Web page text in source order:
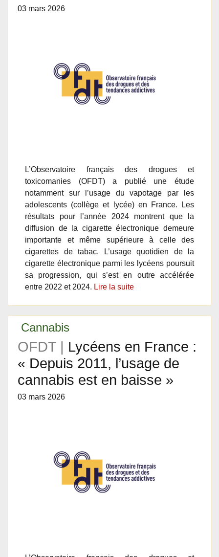
03 mars 2026
L’Observatoire français des drogues et
toxicomanies (OFDT) a publié une étude
notamment sur l’usage du vapotage par les
adolescents (collège et lycée) en France. Les
résultats pour l’année 2024 montrent que la
diffusion de la cigarette électronique demeure
importante et même supérieure à celle des
cigarettes de tabac. L’usage quotidien de la
cigarette électronique parmi les lycéens poursuit
sa progression, qui s’est en outre accélérée
entre 2022 et 2024. Lire la suite
Cannabis
OFDT | Lycéens en France :
« Depuis 2011, l’usage de
cannabis est en baisse »
03 mars 2026